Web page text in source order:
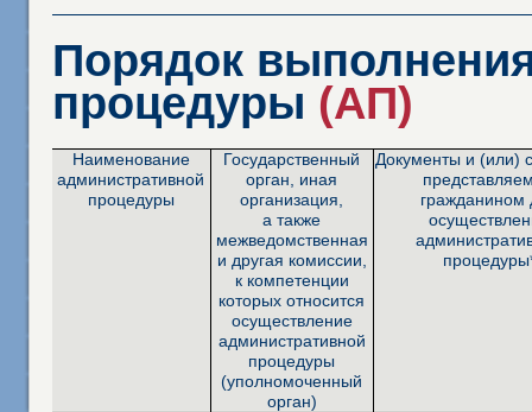
Порядок
процедуры (АП)
Наименование
административной
процедуры
Государственный
орган, иная
организация,
а также
межведомственная
и другая комиссии,
к компетенции
которых относится
осуществление
административной
процедуры
(уполномоченный
орган)
Документы и (или)
гражданином